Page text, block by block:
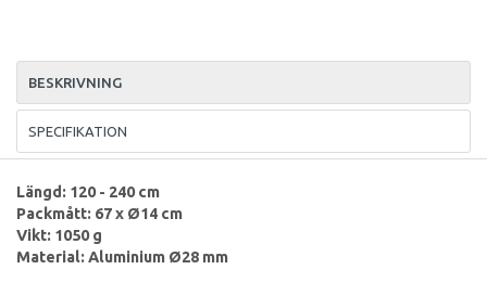
BESKRIVNING
SPECIFIKATION
Längd: 120 - 240 cm
Packmått: 67 x Ø14 cm
Vikt: 1050 g
Material: Aluminium Ø28 mm